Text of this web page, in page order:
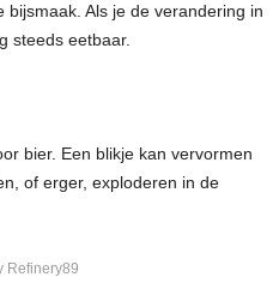
Als je de verandering in
steeds eetbaar.
bier. Een blikje kan vervormen
of erger, exploderen in de
Refinery89